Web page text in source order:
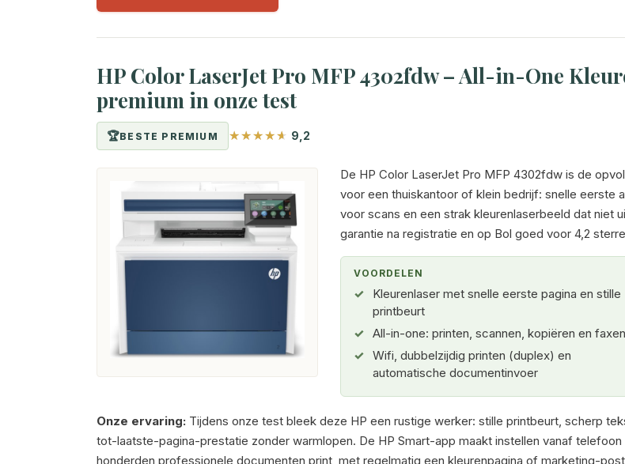
HP Color LaserJet Pro MFP 4302fdw – All-in-One
premium in onze test
BESTE PREMIUM 9,2
De HP Color LaserJet Pro MFP 4302fdw is de
voor een thuiskantoor of klein bedrijf: snelle eerste
voor scans en een strak kleurenlaserbeeld dat niet
garantie na registratie en op Bol goed voor 4,2
VOORDELEN
Kleurenlaser met snelle eerste pagina en stille
printbeurt
All-in-one: printen, scannen, kopiëren en faxen
Wifi, dubbelzijdig printen (duplex) en
automatische documentinvoer
Onze ervaring: Tijdens onze test bleek deze HP een rustige werker: stille printbeurt, scherp
tot-laatste-pagina-prestatie zonder warmlopen. De HP Smart-app maakt instellen vanaf
honderden professionele documenten print, met regelmatig een kleurenpagina of marketing-